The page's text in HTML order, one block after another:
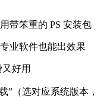
带笨重的 PS 安装包
业软件也能出效果
好用
”（选对应系统版本，